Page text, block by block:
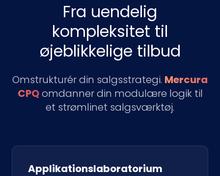
Fra uendelig
kompleksitet til
øjeblikkelige tilbud
Omstrukturér din salgsstrategi. Mercura
CPQomdanner din modulære logik til
et strømlinet salgsværktøj.
Applikationslaboratorium